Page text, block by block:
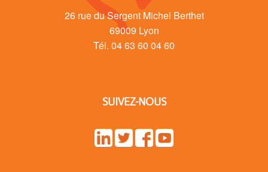
26 rue du Sergent Michel Berthet
69009 Lyon
Tél. 04 63 60 04 60
SUIVEZ-NOUS